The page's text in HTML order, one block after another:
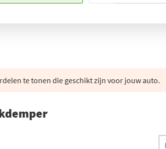
te tonen die geschikt zijn voor jouw auto.